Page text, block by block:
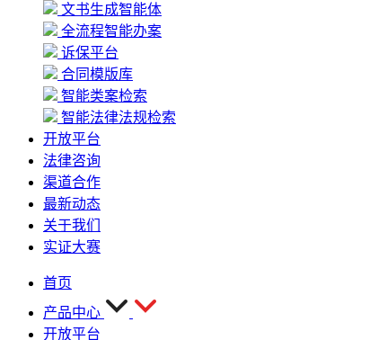
文书生成智能体
全流程智能办案
诉保平台
合同模版库
智能类案检索
智能法律法规检索
开放平台
法律咨询
渠道合作
最新动态
关于我们
实证大赛
首页
产品中心
开放平台